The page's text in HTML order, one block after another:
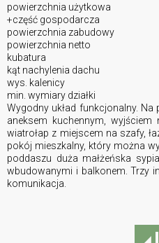
powierzchnia użytkowa
+część gospodarcza
powierzchnia zabudowy
powierzchnia netto
kubatura
kąt nachylenia dachu
wys. kalenicy
min. wymiary działki
Wygodny układ funkcjonalny. Na
aneksem kuchennym,
wiatrołap z miejscem na szafy,
pokój mieszkalny, który można
poddaszu duża małżeńska
wbudowanymi i balkonem. Trzy
komunikacja.